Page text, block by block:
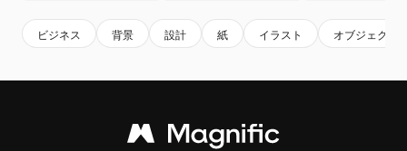
ビジネス 背景 設計 紙 イラスト オブジェクト